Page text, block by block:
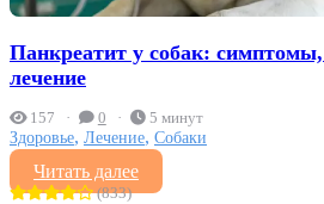
Панкреатит у собак:
лечение
157 0 5 минут
Здоровье, Лечение, Собаки
Читать далее
(833)